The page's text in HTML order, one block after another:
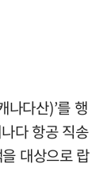
나다산)’를 행
다 항공 직송
대상으로 랍